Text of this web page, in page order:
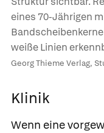
eines 70-Jährigen
weiße Linien
Georg Thieme Verlag,
Klinik
Wenn eine